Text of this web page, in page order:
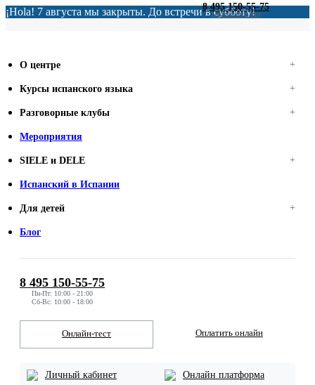
¡Hola! 7 августа мы закрыты. До встречи в субботу!
8 495 150-55-75
Перезвоните мне
О центре
Курсы испанского языка
Разговорные клубы
Мероприятия
SIELE и DELE
Испанский в Испании
Для детей
Блог
8 495 150-55-75
Пн-Пт: 10:00 - 21:00
Сб-Вс: 10:00 - 18:00
Онлайн-тест Оплатить онлайн
Личный кабинет Онлайн платформа